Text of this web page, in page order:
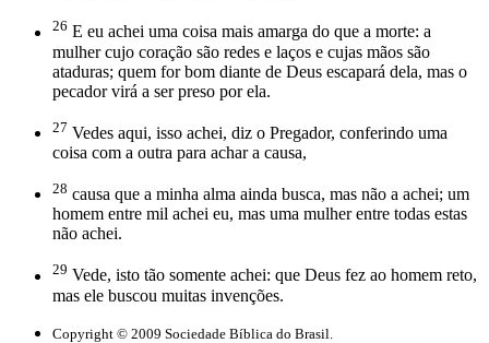
26 E eu achei uma coisa mais amarga do que a morte: a
mulher cujo coração são redes e laços e cujas mãos são
ataduras; quem for bom diante de Deus escapará dela, mas o
pecador virá a ser preso por ela.
27 Vedes aqui, isso achei, diz o Pregador, conferindo uma
coisa com a outra para achar a causa,
28 causa que a minha alma ainda busca, mas não a achei; um
homem entre mil achei eu, mas uma mulher entre todas estas
não achei.
29 Vede, isto tão somente achei: que Deus fez ao homem reto,
mas ele buscou muitas invenções.
Copyright © 2009 Sociedade Bíblica do Brasil.